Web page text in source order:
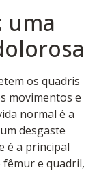
uma
os quadris
movimentos e
normal é a
desgaste
é a principal
e quadril,